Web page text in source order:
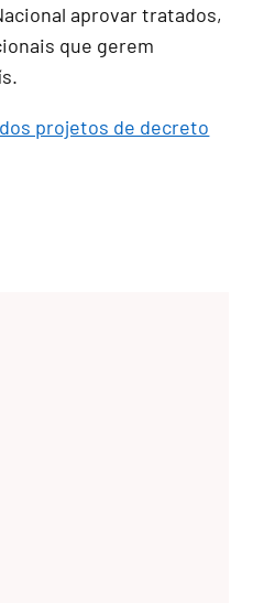
aprovar tratados,
que gerem
projetos de decreto